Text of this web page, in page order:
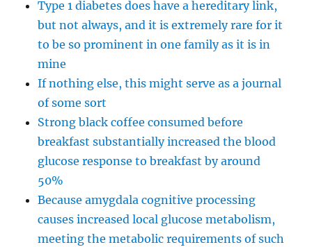
Type 1 diabetes does have a hereditary link,
but not always, and it is extremely rare for it
to be so prominent in one family as it is in
mine
If nothing else, this might serve as a journal
of some sort
Strong black coffee consumed before
breakfast substantially increased the blood
glucose response to breakfast by around
50%
Because amygdala cognitive processing
causes increased local glucose metabolism,
meeting the metabolic requirements of such